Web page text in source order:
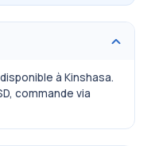
à Kinshasa.
commande via